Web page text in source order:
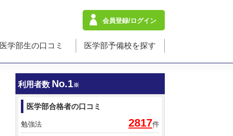
会員登録/ログイン
医学部生の口コミ 医学部予備校を探す
利用者数 No.1※
医学部合格者の口コミ
勉強法 2817件